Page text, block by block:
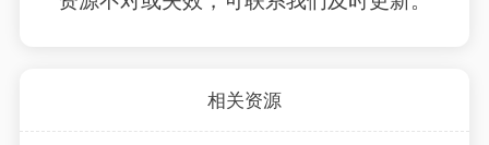
相关资源